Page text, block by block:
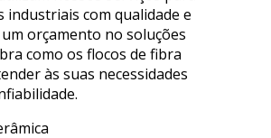
com qualidade e
orçamento no soluções
como os flocos de fibra
às suas necessidades